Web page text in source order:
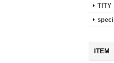
TITY
ITEM